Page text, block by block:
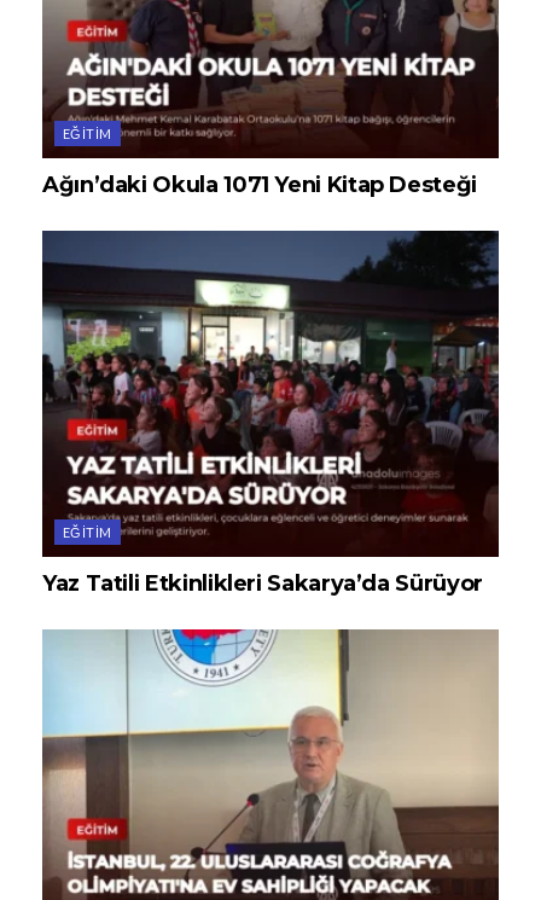
EĞITIM
Ağın’daki Okula 1071 Yeni Kitap Desteği
EĞITIM
Yaz Tatili Etkinlikleri Sakarya’da Sürüyor